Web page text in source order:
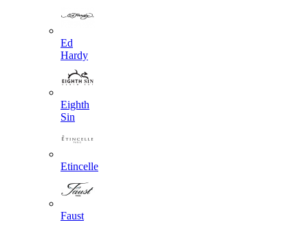
Ed
Hardy
Eighth
Sin
Etincelle
Faust